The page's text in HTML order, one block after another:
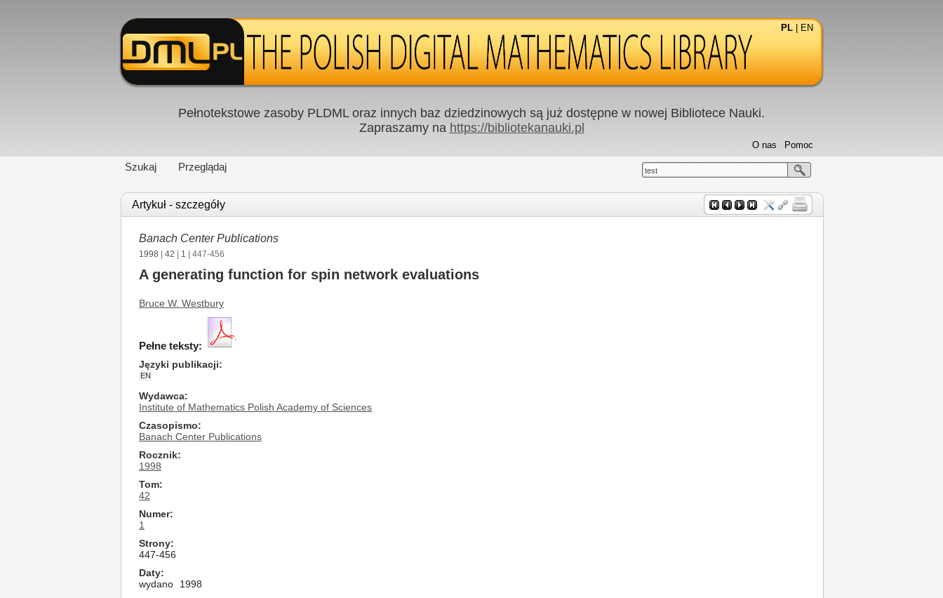
PL EN
Pełnotekstowe zasoby PLDML oraz innych baz dziedzinowych są już dostępne w nowej Bibliotece Nauki.
Zapraszamy na https://bibliotekanauki.pl
Szukaj Przeglądaj
Pomoc
O nas
test
Artykuł - szczegóły
Banach Center Publications
1998 42 1 | 447-456
A generating function for spin network evaluations
Bruce W. Westbury
Pełne teksty:
Języki publikacji
EN
Wydawca
Institute of Mathematics Polish Academy of Sciences
Czasopismo
Banach Center Publications
Rocznik
1998
Tom
42
Numer
1
Strony
447-456
Daty
wydano
1998